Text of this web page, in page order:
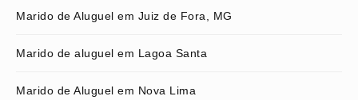
Marido de Aluguel em Juiz de Fora, MG
Marido de aluguel em Lagoa Santa
Marido de Aluguel em Nova Lima